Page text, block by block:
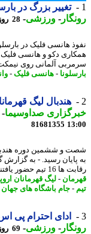
تغییر بزرگ در
-ورزشی-28 روز پیش - یکشنبه 21 تیر 1405، 21:57
هانسی فلیک در بارسلونا
دکو و هانسی فلیک در
آلمانی روی نیمکت این
-هانسی فلیک-
هندبال لیگ قهرمانان
صداوسیما-
81681355
رسید. - به گزارش
یافتند که در دو گروه ...
-لیگ قهرمانان اروپا -
-جام باشگاه های جهان
ادای احترام پی اس
-ورزشی-69 روز پیش - دوشنبه 11 خرداد 1405، 16:52